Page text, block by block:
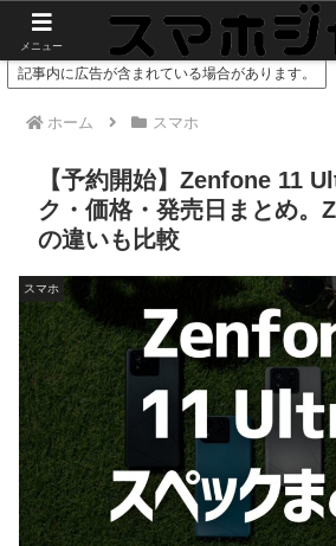
スマホやガジェットのレビュ
記事内に広告が含まれている場合があります。
ホーム スマホ
【予約開始】Zenfone 11
ク・価格・発売日まとめ。
の違いも比較
スマホ
メニュー